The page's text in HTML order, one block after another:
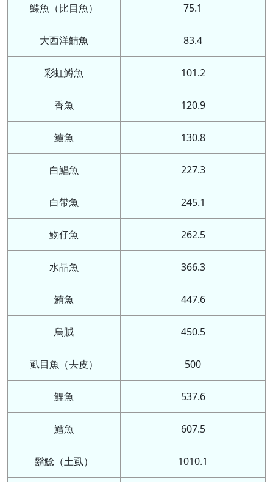
鰈魚（比目魚） 75.1
大西洋鯖魚 83.4
彩虹鱒魚 101.2
香魚 120.9
鱸魚 130.8
白鯧魚 227.3
白帶魚 245.1
魩仔魚 262.5
水晶魚 366.3
鮪魚 447.6
烏賊 450.5
虱目魚（去皮） 500
鯉魚 537.6
鱈魚 607.5
鬍鯰（土虱） 1010.1